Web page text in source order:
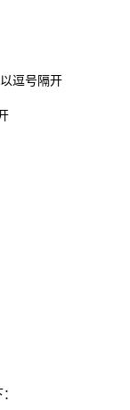
逗号隔开